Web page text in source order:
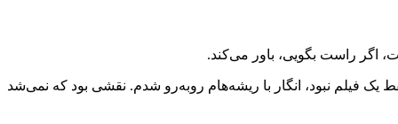
اگر راست بگویی، باور می‌کند.
فیلم نبود، انگار با ریشه‌هام روبه‌رو شدم. نقشی بود که نمی‌شد